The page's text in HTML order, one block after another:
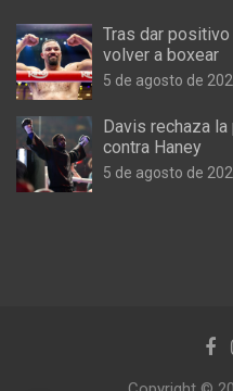
Tras dar
volver a boxear
5 de agosto de
Davis rechaza
contra Haney
5 de agosto de